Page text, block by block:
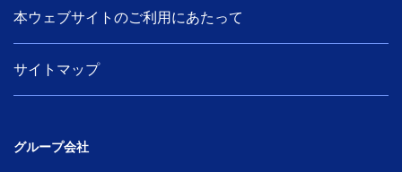
本ウェブサイトのご利用にあたって
サイトマップ
グループ会社